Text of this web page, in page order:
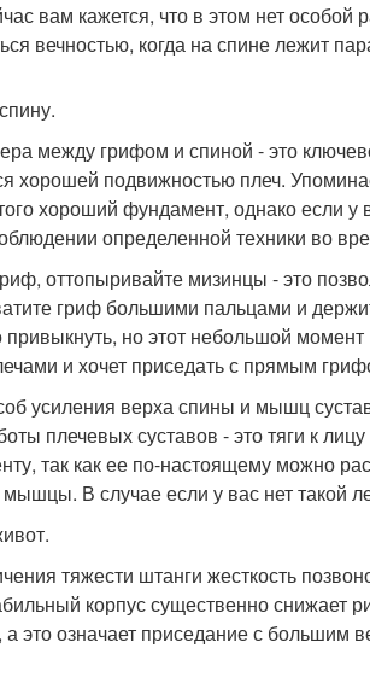
вам кажется, что в этом нет особой
вечностью, когда на спине лежит
между грифом и спиной - это
хорошей подвижностью плеч.
хороший фундамент, однако если
определенной техники во
оттопыривайте мизинцы - это
гриф большими пальцами и
привыкнуть, но этот небольшой
и хочет приседать с прямым
усиления верха спины и мышц
плечевых суставов - это тяги к
так как ее по-настоящему можно
В случае если у вас нет такой
тяжести штанги жесткость
корпус существенно снижает
а это означает приседание с большим